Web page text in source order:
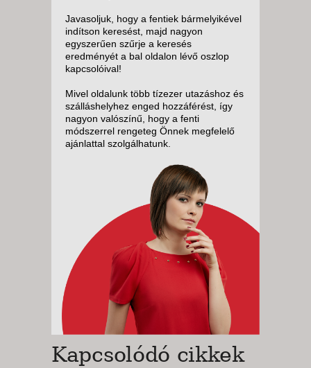
Javasoljuk, hogy a fentiek bármelyikével
indítson keresést, majd nagyon
egyszerűen szűrje a keresés
eredményét a bal oldalon lévő oszlop
kapcsolóival!
Mivel oldalunk több tízezer utazáshoz és
szálláshelyhez enged hozzáférést, így
nagyon valószínű, hogy a fenti
módszerrel rengeteg Önnek megfelelő
ajánlattal szolgálhatunk.
Kapcsolódó cikkek